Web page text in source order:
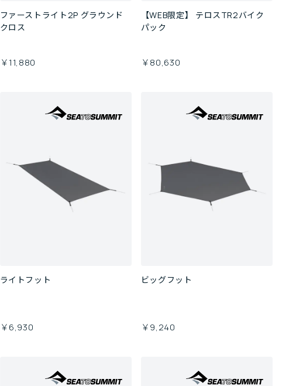
ファーストライト2P グラウンド
クロス
￥11,880
【WEB限定】 テロスTR2バイク
パック
￥80,630
ライトフット
￥6,930
ビッグフット
￥9,240